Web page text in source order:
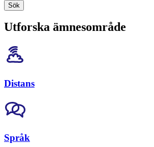
Sök
Utforska ämnesområde
Distans
Språk